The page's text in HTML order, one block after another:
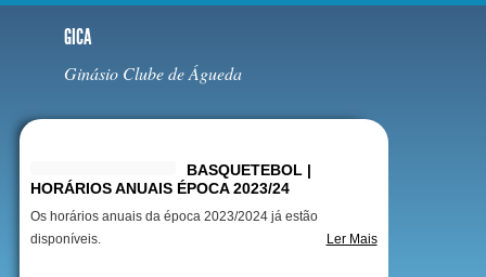
GICA
Ginásio Clube de Águeda
BASQUETEBOL |
HORÁRIOS ANUAIS ÉPOCA 2023/24
Os horários anuais da época 2023/2024 já estão
disponíveis.
Ler Mais